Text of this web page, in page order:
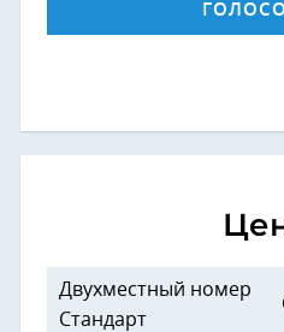
Двухместный номер
Стандарт